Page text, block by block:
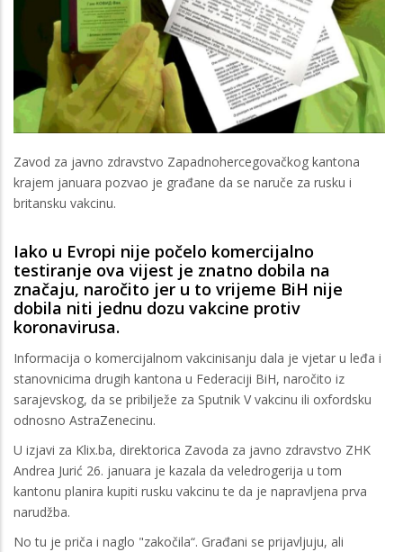
Zavod za javno zdravstvo Zapadnohercegovačkog kantona
krajem januara pozvao je građane da se naruče za rusku i
britansku vakcinu.
Iako u Evropi nije počelo komercijalno
testiranje ova vijest je znatno dobila na
značaju, naročito jer u to vrijeme BiH nije
dobila niti jednu dozu vakcine protiv
koronavirusa.
Informacija o komercijalnom vakcinisanju dala je vjetar u leđa i
stanovnicima drugih kantona u Federaciji BiH, naročito iz
sarajevskog, da se pribilježe za Sputnik V vakcinu ili oxfordsku
odnosno AstraZenecinu.
U izjavi za Klix.ba, direktorica Zavoda za javno zdravstvo ZHK
Andrea Jurić 26. januara je kazala da veledrogerija u tom
kantonu planira kupiti rusku vakcinu te da je napravljena prva
narudžba.
No tu je priča i naglo "zakočila“. Građani se prijavljuju, ali